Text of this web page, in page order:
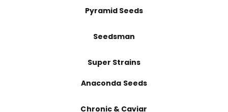
Pyramid Seeds
Seedsman
Super Strains
Anaconda Seeds
Chronic & Caviar